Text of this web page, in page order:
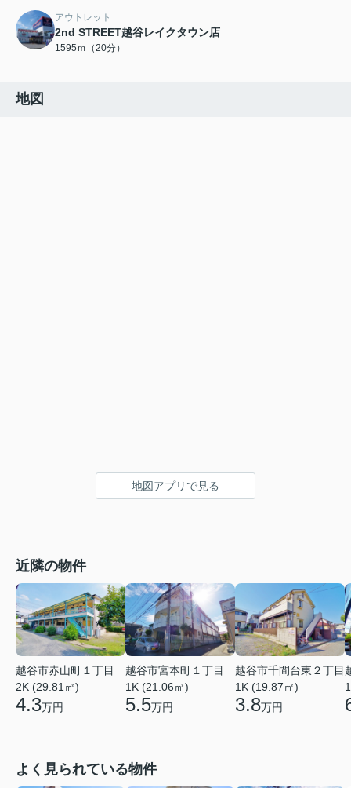
アウトレット
2nd STREET越谷レイクタウン店
1595ｍ（20分）
地図
地図アプリで見る
近隣の物件
越谷市赤山町１丁目
2K (29.81㎡)
4.3万円
越谷市宮本町１丁目
1K (21.06㎡)
5.5万円
越谷市千間台東２丁目
1K (19.87㎡)
3.8万円
よく見られている物件